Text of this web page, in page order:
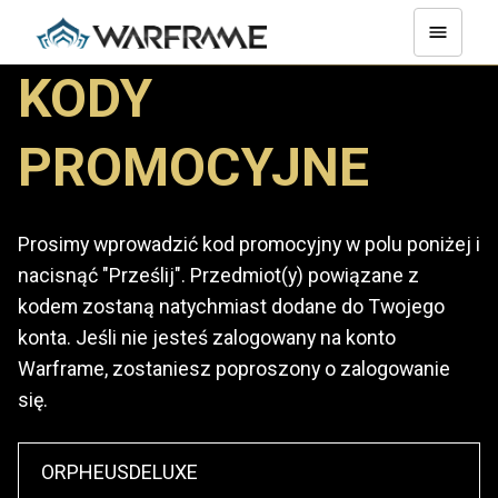
KODY
PROMOCYJNE
Prosimy wprowadzić kod promocyjny w polu poniżej i
nacisnąć "Prześlij". Przedmiot(y) powiązane z
kodem zostaną natychmiast dodane do Twojego
konta. Jeśli nie jesteś zalogowany na konto
Warframe, zostaniesz poproszony o zalogowanie
się.